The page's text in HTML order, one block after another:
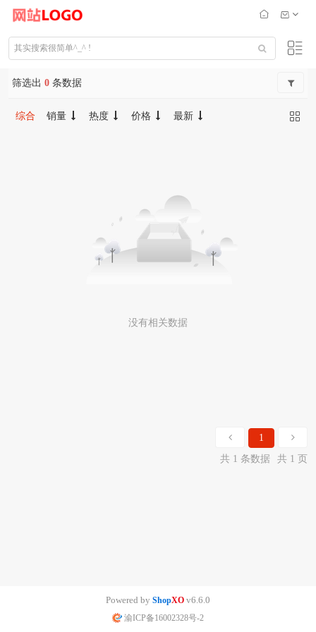
筛选出 0 条数据
综合 销量 热度 价格 最新
没有相关数据
1
共 1 条数据
共 1 页
Powered by ShopXO v6.6.0
渝ICP备16002328号-2